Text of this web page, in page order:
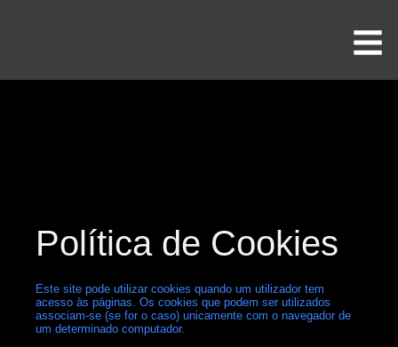
Política de Cookies
Este site pode utilizar cookies quando um utilizador tem
acesso às páginas. Os cookies que podem ser utilizados
associam-se (se for o caso) unicamente com o navegador de
um determinado computador.